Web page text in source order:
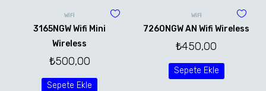
WİFİ
3165NGW Wifi Mini
Wireless
₺500,00
Sepete Ekle
WİFİ
7260NGW AN Wifi Wireless
₺450,00
Sepete Ekle